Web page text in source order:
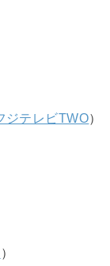
ジテレビTWO）
）